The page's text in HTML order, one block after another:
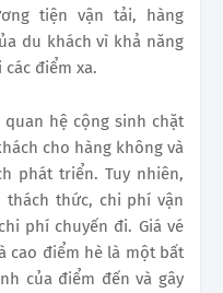
tiện vận tải, hàng
du khách vì khả năng
điểm xa.
hệ cộng sinh chặt
cho hàng không và
phát triển. Tuy nhiên,
thức, chi phí vận
phí chuyến đi. Giá vé
cao điểm hè là một bất
của điểm đến và gây